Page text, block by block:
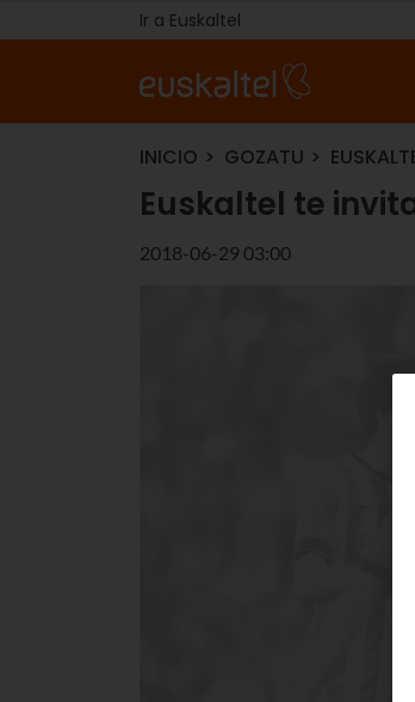
Ir a Euskaltel
INICIO GOZATU
Euskaltel te
2018-06-29 03:00